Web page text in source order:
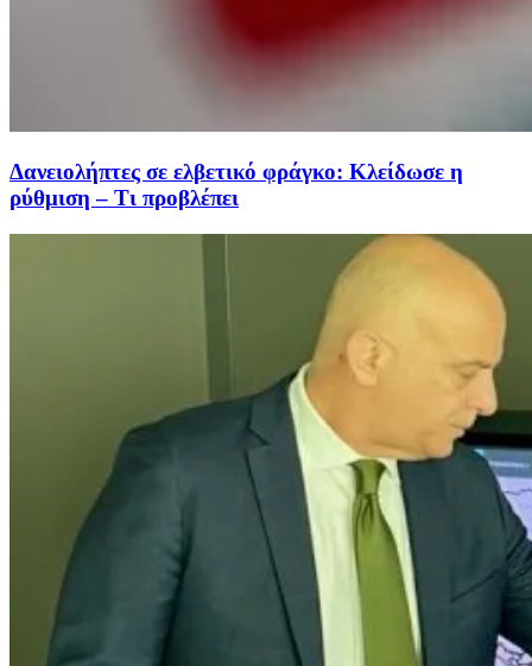
Δανειολήπτες σε ελβετικό φράγκο: Κλείδωσε η
ρύθμιση – Τι προβλέπει